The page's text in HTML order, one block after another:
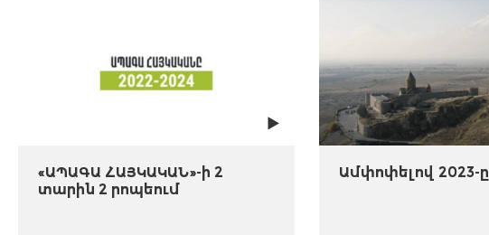
«ԱՊԱԳԱ ՀԱՅԿԱԿԱՆ»-ի 2
տարին 2 րոպեում
Ամփոփելով 2023-ը